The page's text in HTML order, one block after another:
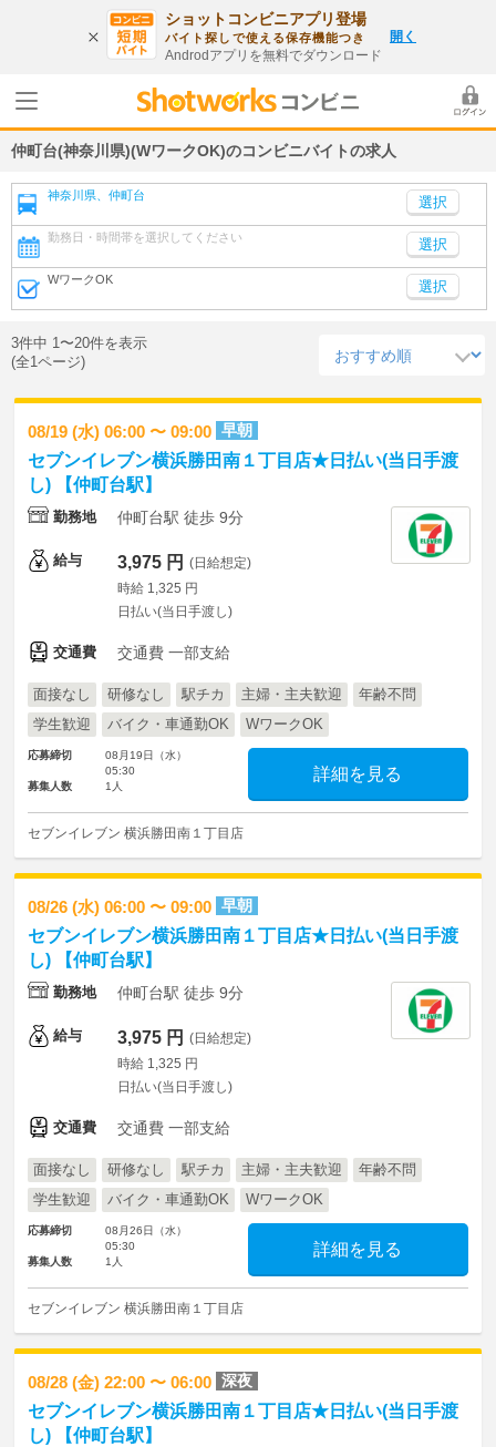
ショットコンビニアプリ登場
バイト探しで使える保存機能つき
Androdアプリを無料でダウンロード
開く
仲町台(神奈川県)(WワークOK)のコンビニバイトの求人
神奈川県、仲町台
勤務日・時間帯を選択してください 選択
WワークOK 選択
3件中 1〜20件を表示
(全1ページ)
08/19 (水) 06:00 〜 09:00 早朝
セブンイレブン横浜勝田南１丁目店★日払い(当日手渡
し) 【仲町台駅】
勤務地 仲町台駅 徒歩 9分
給与 3,975 円 (日給想定)
時給 1,325 円
日払い(当日手渡し)
交通費 交通費 一部支給
面接なし 研修なし 駅チカ 主婦・主夫歓迎
年齢不問
学生歓迎
バイク・車通勤OK WワークOK
応募締切
08月19日（水）
05:30
募集人数
1人
詳細を見る
セブンイレブン 横浜勝田南１丁目店
08/26 (水) 06:00 〜 09:00 早朝
セブンイレブン横浜勝田南１丁目店★日払い(当日手渡
し) 【仲町台駅】
勤務地 仲町台駅 徒歩 9分
給与 3,975 円 (日給想定)
時給 1,325 円
日払い(当日手渡し)
交通費 交通費 一部支給
面接なし 研修なし 駅チカ 主婦・主夫歓迎
年齢不問
学生歓迎
バイク・車通勤OK WワークOK
応募締切
08月26日（水）
05:30
募集人数
1人
詳細を見る
セブンイレブン 横浜勝田南１丁目店
08/28 (金) 22:00 〜 06:00 深夜
セブンイレブン横浜勝田南１丁目店★日払い(当日手渡
し) 【仲町台駅】